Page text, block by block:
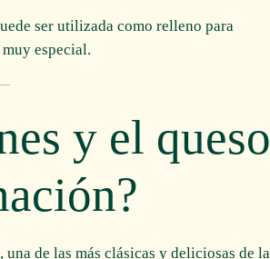
ser utilizada como relleno para
especial.
y el queso
una de las más clásicas y deliciosas de la